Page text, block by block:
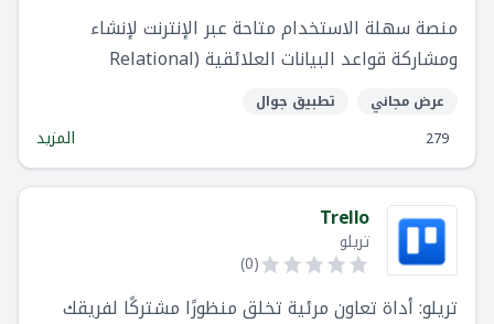
منصة سهلة الاستخدام متاحة عبر الإنترنت لإنشاء
ومشاركة قواعد البيانات العلائقية (Relational
databases).
عرض مجاني
تطبيق جوال
279
المزيد
Trello
تريلو
(
0
)
تريلو: أداة تعاون مرئية تخلق منظورًا مشتركًا لفريقك